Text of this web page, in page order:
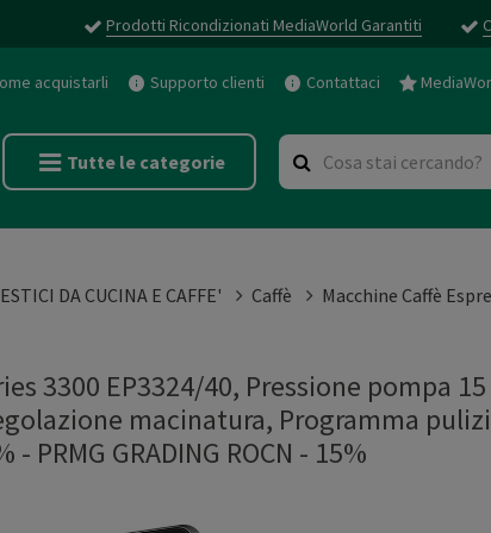
Prodotti Ricondizionati MediaWorld Garantiti
acquistarli Supporto clienti Contattaci
Tutte le categorie
DA CUCINA E CAFFE' Caffè
Macchine Caffè
3300 EP3324/40, Pressione pompa
macinatura, Programma
- PRMG GRADING ROCN - 15%